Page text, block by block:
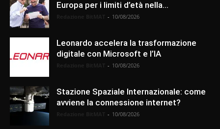
Europa per i limiti d’età nella...
- 10/08/2026
Leonardo accelera la trasformazione
digitale con Microsoft e l’IA
- 10/08/2026
Stazione Spaziale Internazionale: come
avviene la connessione internet?
- 10/08/2026